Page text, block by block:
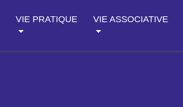
VIE PRATIQUE VIE ASSOCIATIVE